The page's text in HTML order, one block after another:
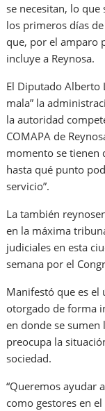
se necesitan, lo
los primeros días
que, por el amparo
incluye a Reynosa.
El Diputado Alberto
mala” la
la autoridad
COMAPA de
momento se tienen
hasta qué punto
servicio”.
La también
en la máxima
judiciales en esta
semana por el
Manifestó que es
otorgado de forma
en donde se sumen
preocupa la
sociedad.
“Queremos ayudar
como gestores en